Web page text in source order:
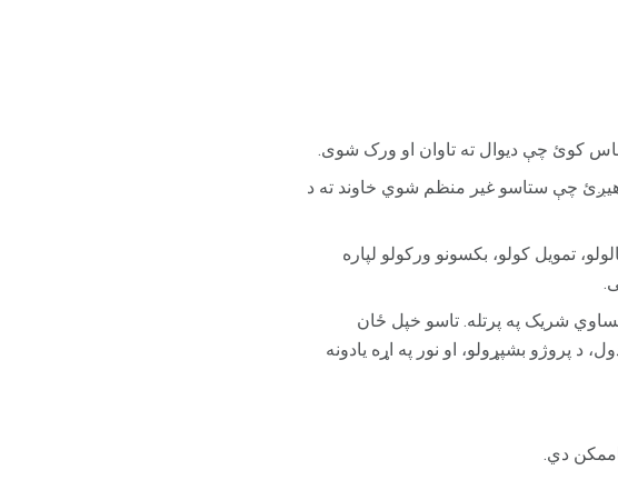
کوئ چې دیوال ته تاوان او ورک شوی.
پوهیږئ چې ستاسو غیر منظم شوي خاوند ته د
تمویل کولو، بکسونو ورکولو لپاره
شریک په پرتله. تاسو خپل ځان
د پروژو بشپړولو، او نور په اړه یادونه
دي.